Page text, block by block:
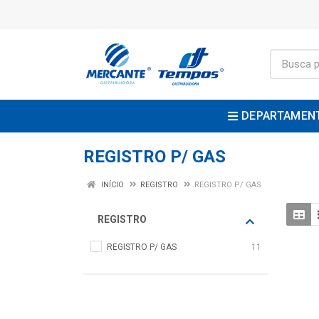
REGISTRO P/ GAS
INÍCIO REGISTRO REGISTRO P/ GAS
REGISTRO
REGISTRO P/ GAS 11